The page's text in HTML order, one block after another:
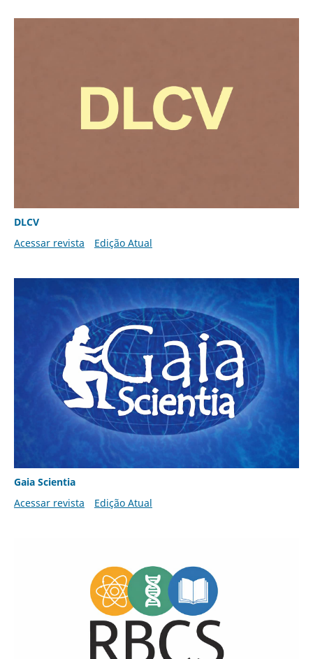
DLCV
Acessar revista
Edição Atual
Gaia Scientia
Acessar revista
Edição Atual